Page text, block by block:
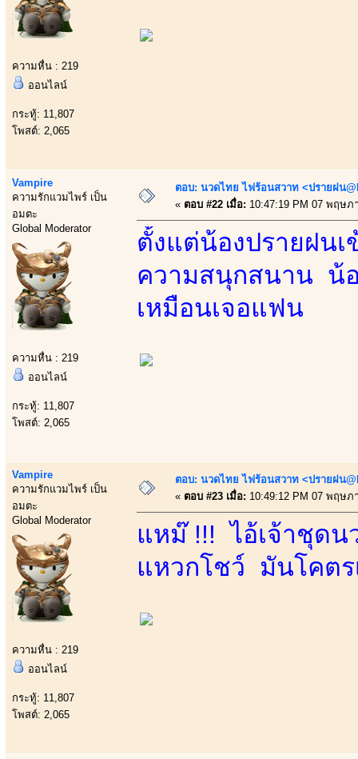
ความหื่น : 219
ออนไลน์
กระทู้: 11,807
โพสต์: 2,065
Vampire
ความรักแวมไพร์ เป็น
อมตะ
Global Moderator
ความหื่น : 219
ออนไลน์
กระทู้: 11,807
โพสต์: 2,065
ตอบ: นวดไทย ไฟร้อนสวาท <ปรายฝน
« ตอบ #22 เมื่อ: 10:47:19 PM 07 พฤษภ
ตั้งแต่น้องปรายฝน
ความสนุกสนาน น้
เหมือนเจอแฟน
Vampire
ความรักแวมไพร์ เป็น
อมตะ
Global Moderator
ความหื่น : 219
ออนไลน์
กระทู้: 11,807
โพสต์: 2,065
ตอบ: นวดไทย ไฟร้อนสวาท <ปรายฝน
« ตอบ #23 เมื่อ: 10:49:12 PM 07 พฤษภ
แหม๊ !!! ไอ้เจ้าชุด
แหวกโชว์ มันโคตร